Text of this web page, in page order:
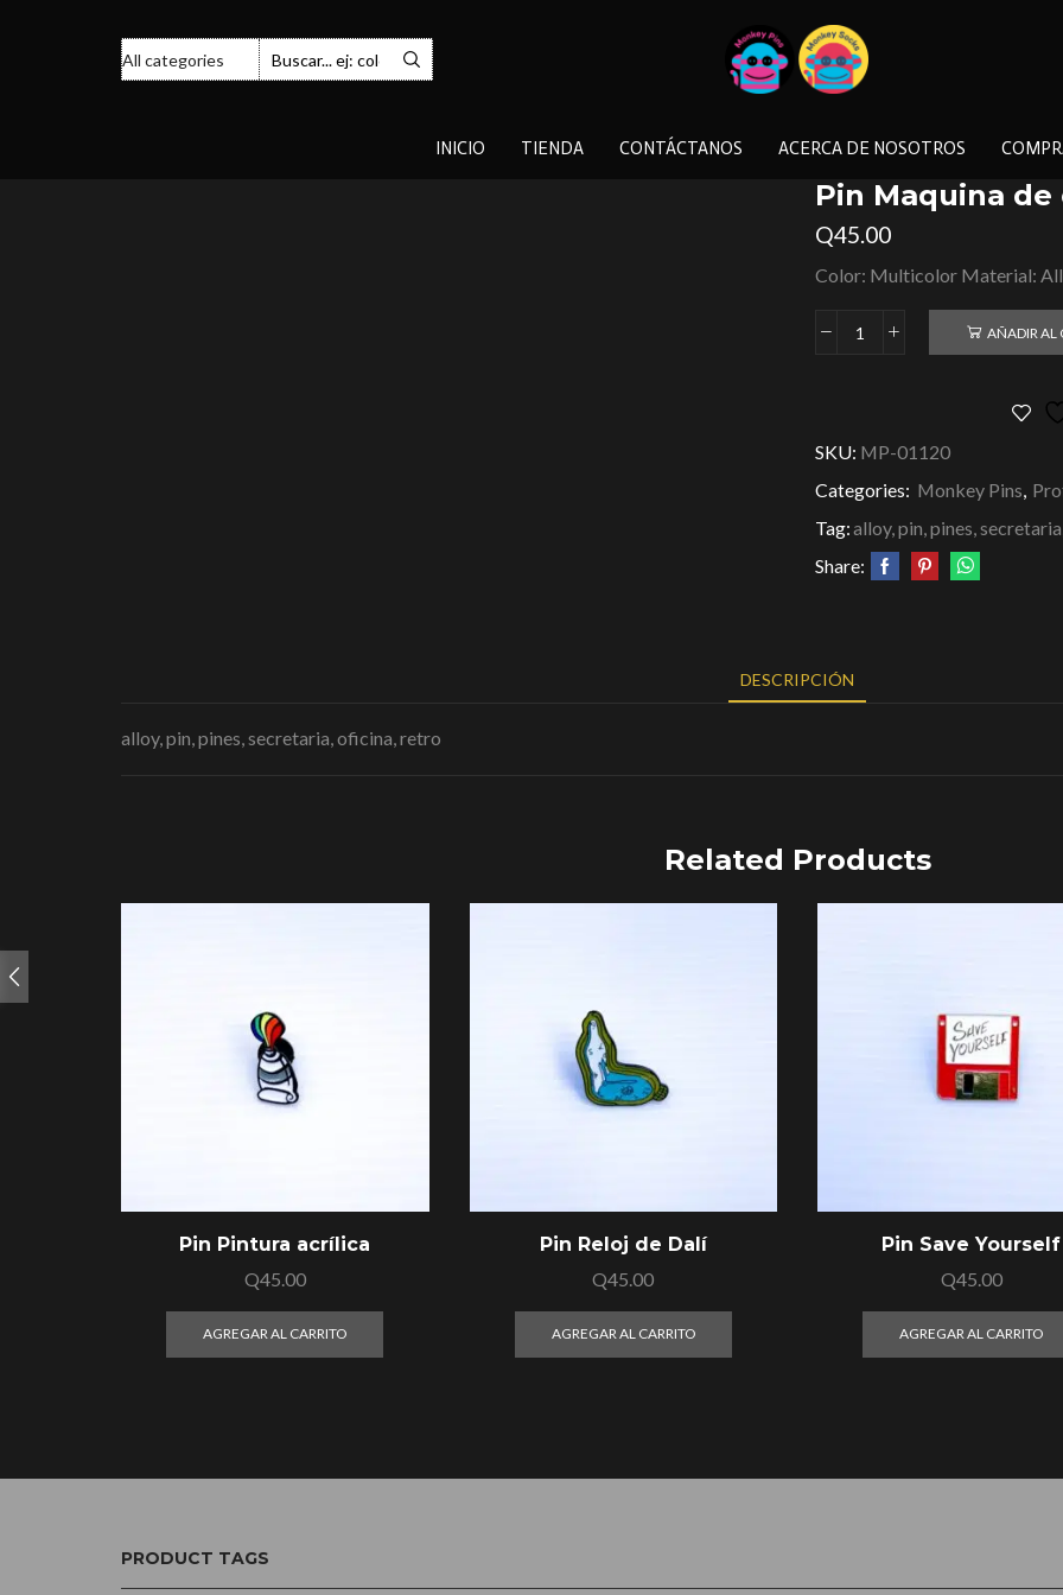
INICIO TIENDA CONTÁCTANOS ACERCA DE NOSOTROS
Pin Maquina
Q45.00
Color: Multicolor Material:
AÑADIR AL
SKU: MP-01120
Categories: Monkey Pins,
Tag:alloy, pin, pines,
Share:
DESCRIPCIÓN
alloy, pin, pines, secretaria, oficina, retro
Related Products
Pin Pintura acrílica
Q45.00
AGREGAR AL CARRITO
Pin Reloj de Dalí
Q45.00
AGREGAR AL CARRITO
Pin Save Yourself
Q45.00
AGREGAR AL CARRITO
PRODUCT TAGS